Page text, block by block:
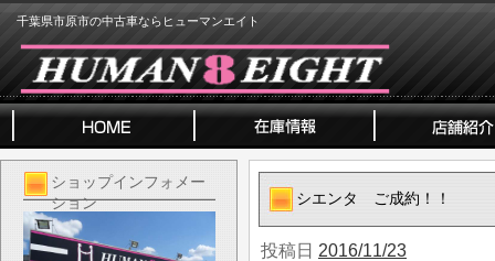
千葉県市原市の中古車ならヒューマンエイト
ショップインフォメー
ション
シエンタ ご成約！！
投稿日 2016/11/23